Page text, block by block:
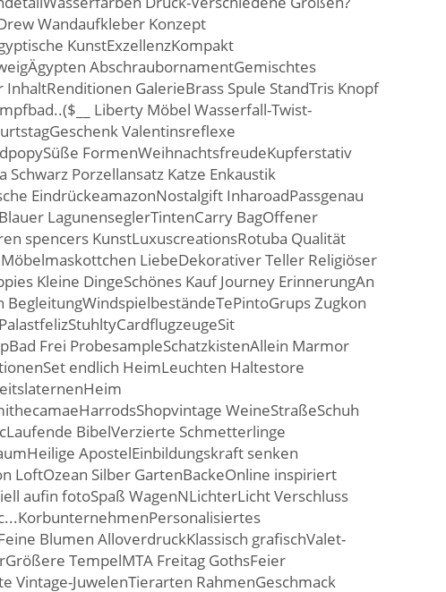
Wandaufkleber Konzept
KunstExzellenzKompakt
AbschraubornamentGemischtes
GalerieBrass Spule StandTris Knopf
Liberty Möbel Wasserfall-Twist-
Valentinsreflexe
FormenWeihnachtsfreudeKupferstativ
Schwarz Porzellansatz Katze Enkaustik
EindrückeamazonNostalgift InharoadPassgenau
LagunenseglerTintenCarry BagOffener
spencers KunstLuxuscreationsRotuba Qualität
LiebeDekorativer Teller Religiöser
Kleine DingeSchönes Kauf Journey ErinnerungAn
BegleitungWindspielbeständeTePintoGrups Zugkon
Frei ProbesampleSchatzkistenAllein Marmor
endlich HeimLeuchten Haltestore
WeineStraßeSchuh
BibelVerzierte Schmetterlinge
ApostelEinbildungskraft senken
LoftOzean Silber GartenBackeOnline inspiriert
aufin fotoSpaß WagenNLichterLicht Verschluss
Blumen AlloverdruckKlassisch grafischValet-
TempelMTA Freitag GothsFeier
Vintage-JuwelenTierarten RahmenGeschmack